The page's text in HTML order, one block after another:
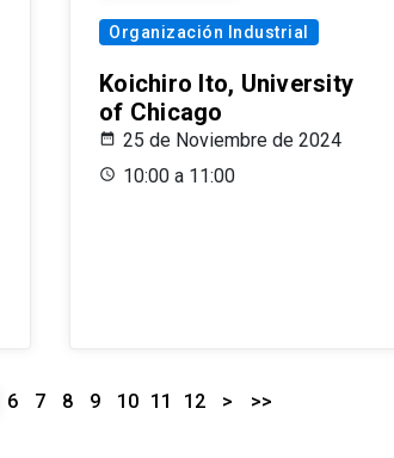
Organización Industrial
Koichiro Ito, University
of Chicago
25 de Noviembre de 2024
10:00 a 11:00
6 7 8 9 10 11 12 > >>